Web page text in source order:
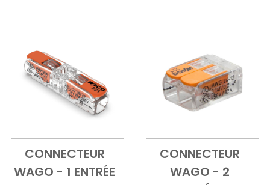
Add to CartVue d'ensemble
CONNECTEUR
WAGO - 1 ENTRÉE
Add to Cart
Vue
CONNECTEUR
WAGO - 2